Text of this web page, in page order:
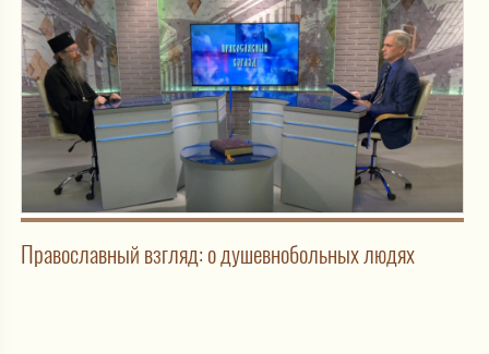
Православный взгляд: о душевнобольных людях